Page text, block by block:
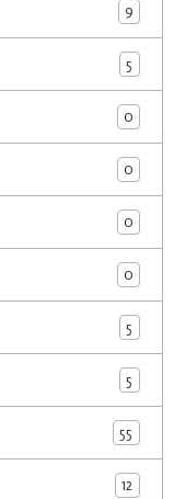
9
5
0
0
0
0
5
5
55
12